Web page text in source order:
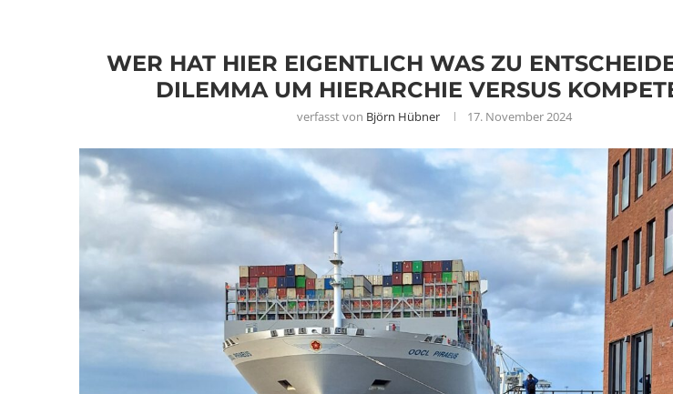
WER HAT HIER EIGENTLICH WAS ZU
DILEMMA UM HIERARCHIE VERSUS
verfasst von Björn Hübner 17. November 2024